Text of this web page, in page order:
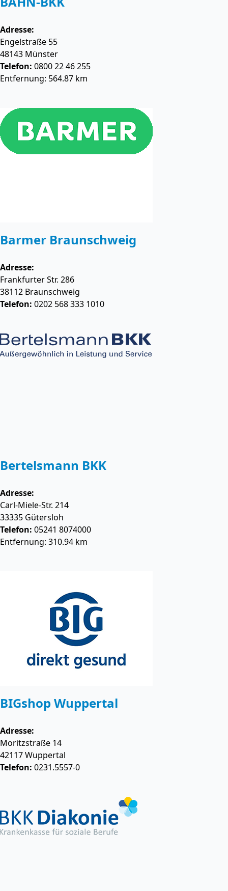
Adresse:
Engelstraße 55
48143 Münster
Telefon: 0800 22 46 255
Entfernung: 564.87 km
Barmer Braunschweig
Adresse:
Frankfurter Str. 286
38112 Braunschweig
Telefon: 0202 568 333 1010
Bertelsmann BKK
Adresse:
Carl-Miele-Str. 214
33335 Gütersloh
Telefon: 05241 8074000
Entfernung: 310.94 km
BIGshop Wuppertal
Adresse:
Moritzstraße 14
42117Wuppertal
Telefon: 0231.5557-0